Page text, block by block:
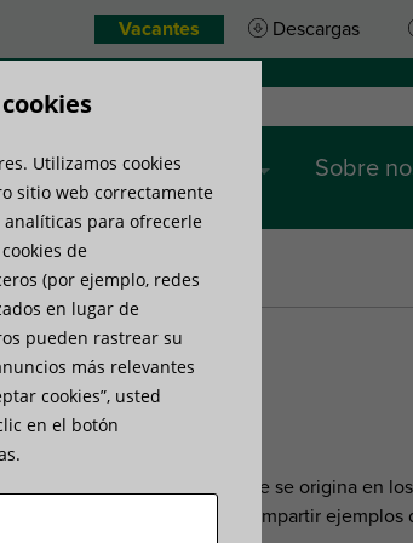
Vacantes Descargas
how Servicios Sobre
inducido por la vibración que se origina en
Pero antes de investigar y compartir
Utilizamos cookies
sitio web correctamente
para ofrecerle
de
(por ejemplo, redes
en lugar de
pueden rastrear su
más relevantes
cookies”, usted
en el botón